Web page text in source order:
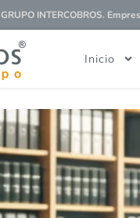
GRUPO INTERCOBROS.
Inicio